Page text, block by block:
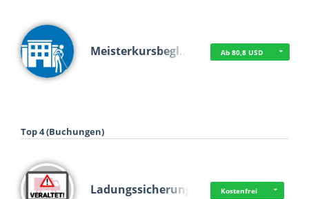
Meisterkursbegl… Ab 80,8 USD
Top 4 (Buchungen)
Ladungssicherung Kostenfrei